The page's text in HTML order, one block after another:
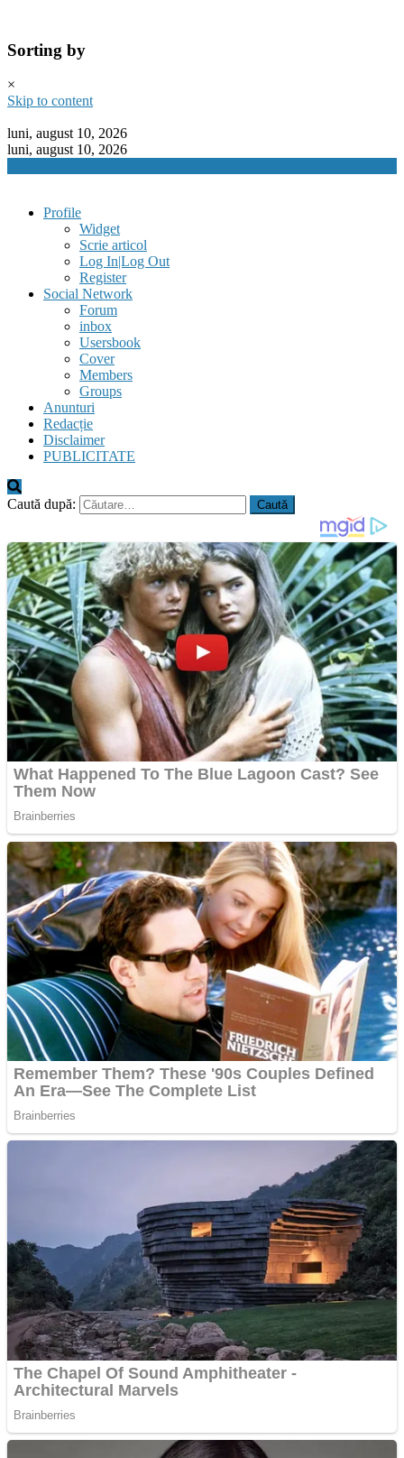
Sorting by
×
Skip to content
luni, august 10, 2026
luni, august 10, 2026
Profile
Widget
Scrie articol
Log In|Log Out
Register
Social Network
Forum
inbox
Usersbook
Cover
Members
Groups
Anunturi
Redacție
Disclaimer
PUBLICITATE
Caută după: